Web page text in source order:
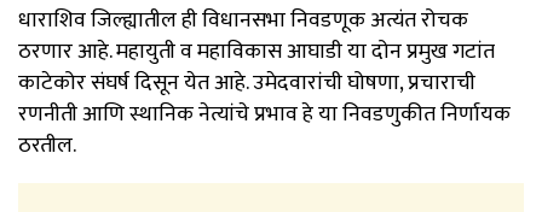
धाराशिव जिल्ह्यातील ही विधानसभा निवडणूक अत्यंत रोचक
ठरणार आहे. महायुती व महाविकास आघाडी या दोन प्रमुख गटांत
काटेकोर संघर्ष दिसून येत आहे. उमेदवारांची घोषणा, प्रचाराची
रणनीती आणि स्थानिक नेत्यांचे प्रभाव हे या निवडणुकीत निर्णायक
ठरतील.